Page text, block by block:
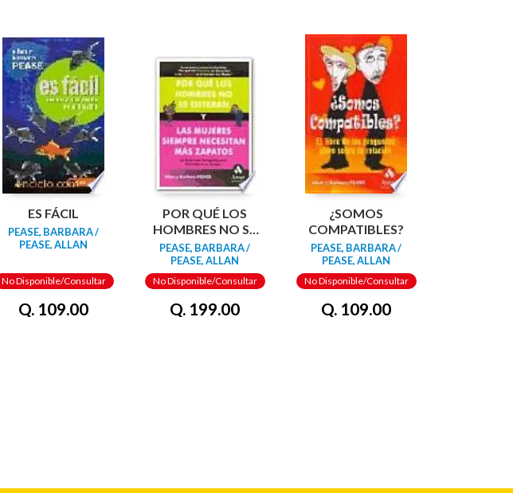
ES FÁCIL
PEASE, BARBARA /
PEASE, ALLAN
No Disponible/Consultar
Q. 109.00
POR QUÉ LOS
HOMBRES NO SE
ENTERAN Y LAS
MUJERES SIEMPRE
NECESITAN MÁS
ZAPATOS
PEASE, BARBARA /
PEASE, ALLAN
No Disponible/Consultar
Q. 199.00
¿SOMOS
COMPATIBLES?
PEASE, BARBARA /
PEASE, ALLAN
No Disponible/Consultar
Q. 109.00